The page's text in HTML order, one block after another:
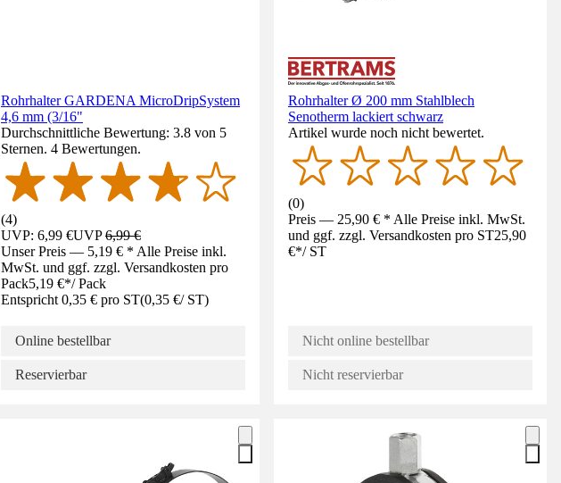
Rohrhalter GARDENA MicroDripSystem
4,6 mm (3/16"
Durchschnittliche Bewertung: 3.8 von 5
Sternen. 4 Bewertungen.
(4)
UVP: 6,99 €UVP6,99 €
Unser Preis — 5,19 € * Alle Preise inkl.
MwSt. und ggf. zzgl. Versandkosten pro
Pack5,19 €*/ Pack
Entspricht 0,35 € pro ST(0,35 €/ ST)
Online bestellbar
Reservierbar
Rohrhalter Ø 200 mm Stahlblech
Senotherm lackiert schwarz
Artikel wurde noch nicht bewertet.
(0)
Preis — 25,90 € * Alle Preise inkl. MwSt.
und ggf. zzgl. Versandkosten pro ST25,90
€*/ ST
Nicht online bestellbar
Nicht reservierbar